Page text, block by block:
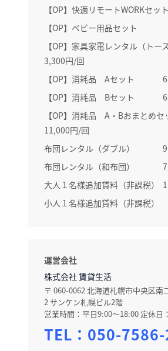
【OP】快適リモートWORKセット
【OP】ベビー用品セット
【OP】家具家電レンタル（トー
3,300円/回
【OP】消耗品 Aセット
【OP】消耗品 Bセット
【OP】消耗品 A・Bおまとめセ
11,000円/回
布団レンタル（ダブル）
布団レンタル（和布団）
大人１名様追加賃料（非課税）
小人１名様追加賃料（非課税）
運営会社
株式会社 賃貸生活
〒 060-0062 北海道札幌市中央区南
2 サンケン札幌ビル2階
営業時間：平日9:00～18:00 定休日
TEL： 050-